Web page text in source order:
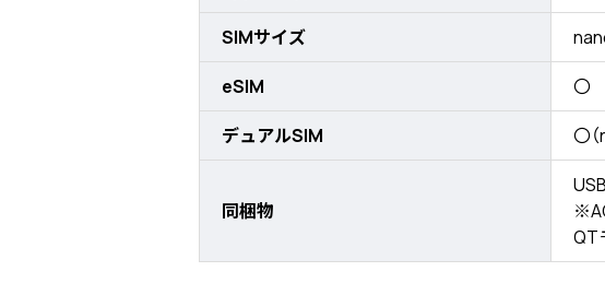
SIMサイズ
eSIM 〇
デュアルSIM 〇
同梱物
QT